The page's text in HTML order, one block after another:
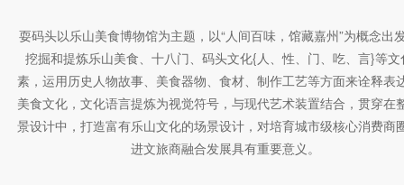
耍码头以乐山美食博物馆为主题，以“人间百味，馆藏嘉州”为概念出
挖掘和提炼乐山美食、十八门、码头文化{人、性、门、吃、言}等文
素，运用历史人物故事、美食器物、食材、制作工艺等方面来诠释表
美食文化，文化语言提炼为视觉符号，与现代艺术装置结合，贯穿在
景设计中，打造富有乐山文化的场景设计，对培育城市级核心消费商
进文旅商融合发展具有重要意义。